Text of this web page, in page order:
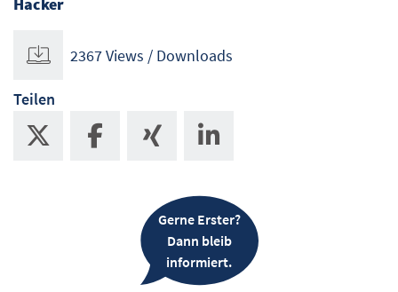
Hacker
2367 Views / Downloads
Teilen
Gerne Erster?
Dann bleib
informiert.